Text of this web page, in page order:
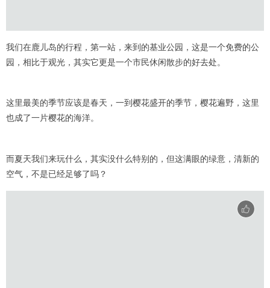
我们在鹿儿岛的行程，第一站，来到的基业公园，这是一个免费的公
园，相比于观光，其实它更是一个市民休闲散步的好去处。
这里最美的季节应该是春天，一到樱花盛开的季节，樱花遍野，这里
也成了一片樱花的海洋。
而夏天我们来玩什么，其实没什么特别的，但这满眼的绿意，清新的
空气，不是已经足够了吗？